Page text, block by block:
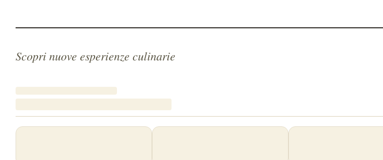
Scopri nuove esperienze culinarie